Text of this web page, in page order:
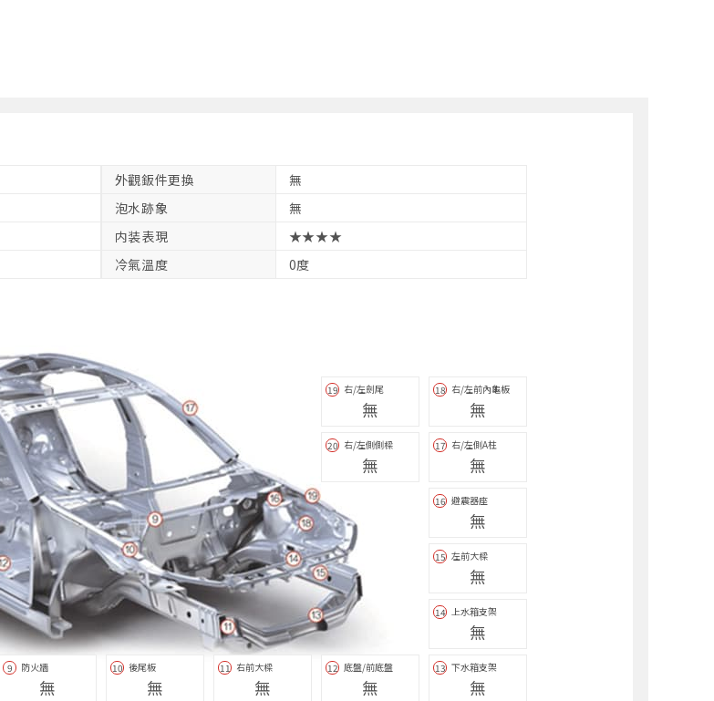
外觀鈑件更換
無
泡水跡象
無
内装表現
★★★★
冷氣溫度 0度
9 防火牆
無
10 後尾板
無
11 右前大樑
無
12 底盤/前底盤
無
13 下水箱支架
無
14 上水箱支架
無
15 左前大樑
無
16 避震器座
無
17 右/左側A柱
無
18 右/左前內龜板
無
19 右/左劍尾
無
20 右/左側側樑
無